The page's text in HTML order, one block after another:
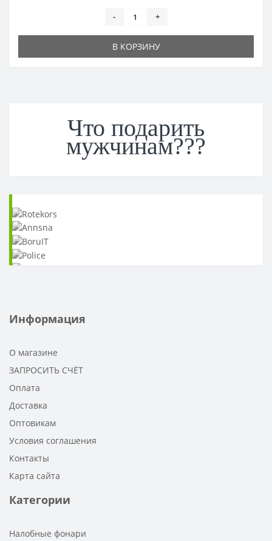
- +
В КОРЗИНУ
Что подарить
мужчинам???
Информация
О магазине
ЗАПРОСИТЬ СЧЁТ
Оплата
Доставка
Оптовикам
Условия соглашения
Контакты
Карта сайта
Категории
Налобные фонари